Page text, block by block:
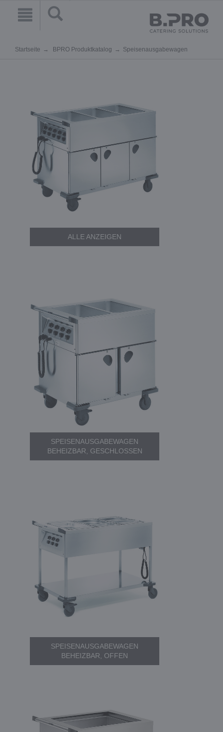
Startseite BPRO Produktkatalog Speisenausgabewagen
ALLE ANZEIGEN
SPEISENAUSGABEWAGEN
BEHEIZBAR, GESCHLOSSEN
SPEISENAUSGABEWAGEN
BEHEIZBAR, OFFEN